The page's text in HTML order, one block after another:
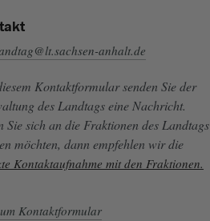
anhalt.de
Kontaktformular senden Sie der
des Landtags eine Nachricht.
Sie sich an die Fraktionen des Landtags
möchten, dann empfehlen wir die
Kontaktaufnahme mit den Fraktionen.
Kontaktformular